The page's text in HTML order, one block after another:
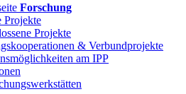
Forschung
Projekte
Projekte
& Verbundprojekte
am IPP